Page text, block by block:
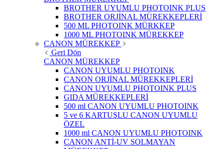
BROTHER UYUMLU PHOTOINK PLUS
BROTHER ORJİNAL MÜREKKEPLERİ
500 ML PHOTOINK MÜRKKEP
1000 ML PHOTOINK MÜREKKEP
CANON MÜREKKEP
Geri Dön
CANON MÜREKKEP
CANON UYUMLU PHOTOINK
CANON ORJİNAL MÜREKKEPLERİ
CANON UYUMLU PHOTOINK PLUS
GIDA MÜREKKEPLERİ
500 ml CANON UYUMLU PHOTOINK
5 ve 6 KARTUŞLU CANON UYUMLU
ÖZEL
1000 ml CANON UYUMLU PHOTOINK
CANON ANTİ-UV SOLMAYAN